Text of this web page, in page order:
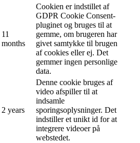
11
months
Cookien er indstillet af
GDPR Cookie Consent-
pluginet og bruges til at
gemme, om brugeren har
givet samtykke til brugen
af cookies eller ej. Det
gemmer ingen personlige
data.
2 years
Denne cookie bruges af
video afspiller til at
indsamle
sporingsoplysninger. Det
indstiller et unikt id for at
integrere videoer på
webstedet.